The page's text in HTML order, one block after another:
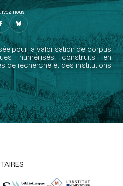
nous
pour la valorisation de corpus
numérisés construits en
de recherche et des institutions